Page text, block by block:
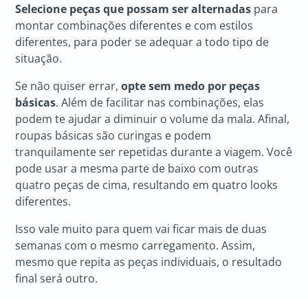
Selecione peças que possam ser alternadas para
montar combinações diferentes e com estilos
diferentes, para poder se adequar a todo tipo de
situação.
Se não quiser errar,opte sem medo por peças
básicas. Além de facilitar nas combinações, elas
podem te ajudar a diminuir o volume da mala. Afinal,
roupas básicas são curingas e podem
tranquilamente ser repetidas durante a viagem. Você
pode usar a mesma parte de baixo com outras
quatro peças de cima, resultando em quatro looks
diferentes.
Isso vale muito para quem vai ficar mais de duas
semanas com o mesmo carregamento. Assim,
mesmo que repita as peças individuais, o resultado
final será outro.